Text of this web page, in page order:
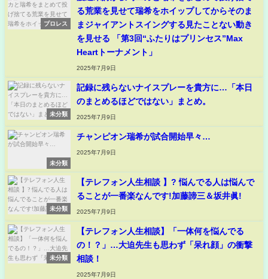
プロレス
る荒業を見せて瑞希をホイップしてからそのま
まジャイアントスイングする見たことない動き
を見せる 「第3回“ふたりはプリンセス”Max
Heartトーナメント」
2025年7月9日
未分類
記録に残らないナイスプレーを貴方に…「本日
のまとめるほどではない」まとめ。
2025年7月9日
未分類
チャンピオン瑞希が試合開始早々…
2025年7月9日
未分類
【テレフォン人生相談 】? 悩んでる人は悩んで
ることが一番楽なんです!加藤諦三＆坂井眞!
2025年7月9日
未分類
【テレフォン人生相談】「一体何を悩んでる
の！？」…大迫先生も思わず「呆れ顔」の衝撃
相談！
2025年7月9日